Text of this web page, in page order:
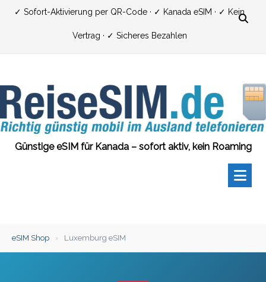
Zum✓ Sofort-Aktivierung per QR-Code · ✓ Kanada eSIM · ✓ Kein
Vertrag · ✓ Sicheres Bezahlen
Günstige eSIM für Kanada – sofort aktiv, kein Roaming
eSIM Shop › Luxemburg eSIM